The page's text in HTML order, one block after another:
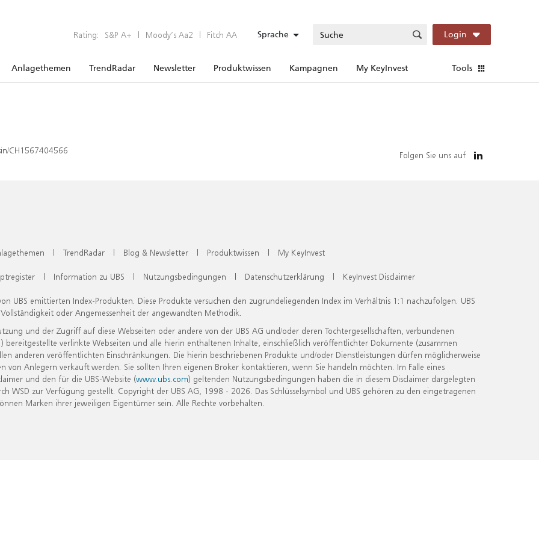
Rating: S&P A+ | Moody’s Aa2 | Fitch AA Sprache Login
Anlagethemen TrendRadar Newsletter Produktwissen Kampagnen My KeyInvest Tools
CH1567404566 Folgen Sie uns auf
| TrendRadar | Blog & Newsletter | Produktwissen | My KeyInvest
| Information zu UBS | Nutzungsbedingungen | Datenschutzerklärung | KeyInvest Disclaimer
UBS emittierten Index-Produkten. Diese Produkte versuchen den zugrundeliegenden Index im Verhältnis 1:1 nachzufolgen. UBS
oder Angemessenheit der angewandten Methodik.
und der Zugriff auf diese Webseiten oder andere von der UBS AG und/oder deren Tochtergesellschaften, verbundenen
verlinkte Webseiten und alle hierin enthaltenen Inhalte, einschließlich veröffentlichter Dokumente (zusammen
anderen veröffentlichten Einschränkungen. Die hierin beschriebenen Produkte und/oder Dienstleistungen dürfen möglicherweise
Anlegern verkauft werden. Sie sollten Ihren eigenen Broker kontaktieren, wenn Sie handeln möchten. Im Falle eines
und den für die UBS-Website (www.ubs.com) geltenden Nutzungsbedingungen haben die in diesem Disclaimer dargelegten
zur Verfügung gestellt. Copyright der UBS AG, 1998 - 2026. Das Schlüsselsymbol und UBS gehören zu den eingetragenen
Marken ihrer jeweiligen Eigentümer sein. Alle Rechte vorbehalten.